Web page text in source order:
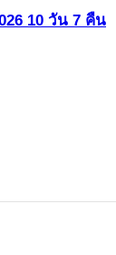
10 วัน 7 คืน